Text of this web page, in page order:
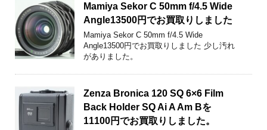
Mamiya Sekor C 50mm f/4.5 Wide
Angle13500円でお買取りしました
Mamiya Sekor C 50mm f/4.5 Wide
Angle13500円でお買取りしました 少し汚れ
がありました。
Zenza Bronica 120 SQ 6×6 Film
Back Holder SQ Ai A Am Bを
11100円でお買取りしました。